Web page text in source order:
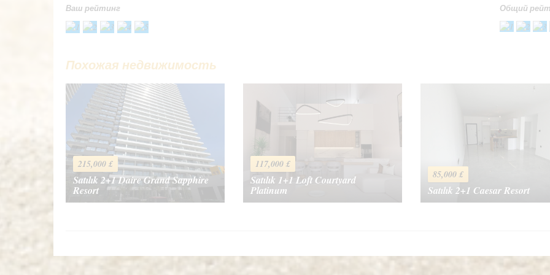
Ваш рейтинг Общий
Ваше сообщение*
Похожая недвижимость
215,000 £
Satılık 2+1 Daire Grand Sapphire
Resort
117,000 £
Satılık 1+1 Loft Courtyard
Platinum
85,000 £
Satılık 2+1 Caesar Resort